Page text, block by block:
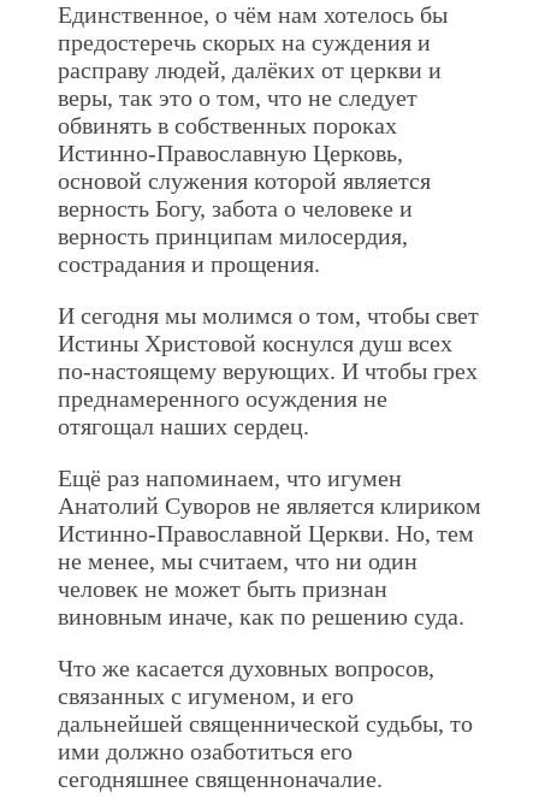
Единственное, о чём нам хотелось бы
предостеречь скорых на суждения и
расправу людей, далёких от церкви и
веры, так это о том, что не следует
обвинять в собственных пороках
Истинно-Православную Церковь,
основой служения которой является
верность Богу, забота о человеке и
верность принципам милосердия,
сострадания и прощения.
И сегодня мы молимся о том, чтобы свет
Истины Христовой коснулся душ всех
по-настоящему верующих. И чтобы грех
преднамеренного осуждения не
отягощал наших сердец.
Ещё раз напоминаем, что игумен
Анатолий Суворов не является клириком
Истинно-Православной Церкви. Но, тем
не менее, мы считаем, что ни один
человек не может быть признан
виновным иначе, как по решению суда.
Что же касается духовных вопросов,
связанных с игуменом, и его
дальнейшей священнической судьбы, то
ими должно озаботиться его
сегодняшнее священноначалие.